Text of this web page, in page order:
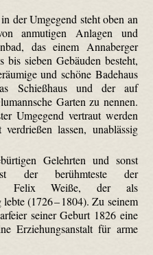
der Umgegend steht oben an
anmutigen Anlagen und
das einem Annaberger
bis sieben Gebäuden besteht,
und schöne Badehaus
Schießhaus und der auf
Garten zu nennen.
Umgegend vertraut werden
lassen, unablässig
Gelehrten und sonst
der berühmteste der
Felix Weiße, der als
(1726 – 1804). Zu seinem
seiner Geburt 1826 eine
Erziehungsanstalt für arme